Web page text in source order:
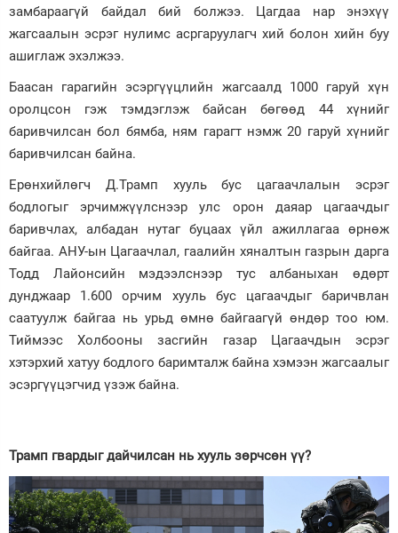
замбараагүй байдал бий болжээ. Цагдаа нар энэхүү
жагсаалын эсрэг нулимс асргаруулагч хий болон хийн буу
ашиглаж эхэлжээ.
Баасан гарагийн эсэргүүцлийн жагсаалд 1000 гаруй хүн
оролцсон гэж тэмдэглэж байсан бөгөөд 44 хүнийг
баривчилсан бол бямба, ням гарагт нэмж 20 гаруй хүнийг
баривчилсан байна.
Ерөнхийлөгч Д.Трамп хууль бус цагаачлалын эсрэг
бодлогыг эрчимжүүлснээр улс орон даяар цагаачдыг
баривчлах, албадан нутаг буцаах үйл ажиллагаа өрнөж
байгаа. АНУ-ын Цагаачлал, гаалийн хяналтын газрын дарга
Тодд Лайонсийн мэдээлснээр тус албаныхан өдөрт
дунджаар 1.600 орчим хууль бус цагаачдыг баричвлан
саатуулж байгаа нь урьд өмнө байгаагүй өндөр тоо юм.
Тиймээс Холбооны засгийн газар Цагаачдын эсрэг
хэтэрхий хатуу бодлого баримталж байна хэмээн жагсаалыг
эсэргүүцэгчид үзэж байна.
Трамп гвардыг дайчилсан нь хууль зөрчсөн үү?